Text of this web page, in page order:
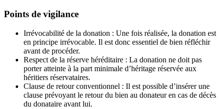
Points de vigilance
Irrévocabilité de la donation : Une fois réalisée, la donation est
en principe irrévocable. Il est donc essentiel de bien réfléchir
avant de procéder.
Respect de la réserve héréditaire : La donation ne doit pas
porter atteinte à la part minimale d’héritage réservée aux
héritiers réservataires.
Clause de retour conventionnel : Il est possible d’insérer une
clause prévoyant le retour du bien au donateur en cas de décès
du donataire avant lui.